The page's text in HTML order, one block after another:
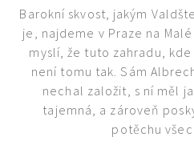
Barokní skvost, jakým
je, najdeme v Praze na
myslí, že tuto zahradu,
není tomu tak. Sám
nechal založit, s ní měl
tajemná, a zároveň
potěchu